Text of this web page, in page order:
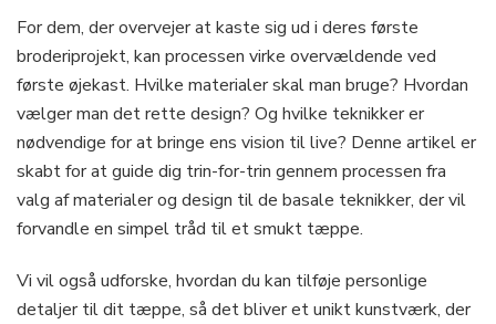
For dem, der overvejer at kaste sig ud i deres første
broderiprojekt, kan processen virke overvældende ved
første øjekast. Hvilke materialer skal man bruge? Hvordan
vælger man det rette design? Og hvilke teknikker er
nødvendige for at bringe ens vision til live? Denne artikel er
skabt for at guide dig trin-for-trin gennem processen fra
valg af materialer og design til de basale teknikker, der vil
forvandle en simpel tråd til et smukt tæppe.
Vi vil også udforske, hvordan du kan tilføje personlige
detaljer til dit tæppe, så det bliver et unikt kunstværk, der